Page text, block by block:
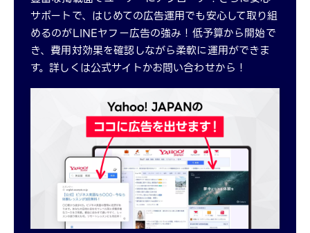
サポートで、はじめての広告運用でも安心して取り組
めるのがLINEヤフー広告の強み！低予算から開始で
き、費用対効果を確認しながら柔軟に運用ができま
す。詳しくは公式サイトかお問い合わせから！